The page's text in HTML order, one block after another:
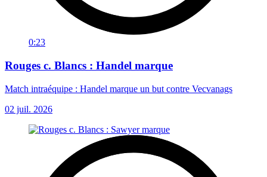
0:23
Rouges c. Blancs : Handel marque
Match intraéquipe : Handel marque un but contre Vecvanags
02 juil. 2026